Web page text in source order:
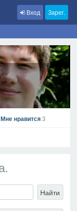
Вход Зарег.
Мне нравится 3
Найти